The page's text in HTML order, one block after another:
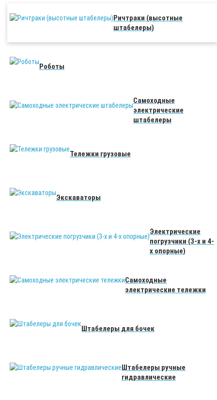
Ричтраки (высотные
штабелеры)
Роботы
Самоходные
электрические
штабелеры
Тележки грузовые
Экскаваторы
Электрические
погрузчики (3-х и 4-
х опорные)
Самоходные
электрические тележки
Штабелеры для бочек
Штабелеры ручные
гидравлические